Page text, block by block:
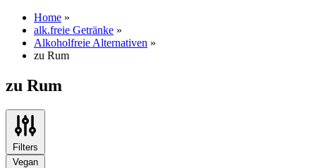
Home »
alk.freie Getränke »
Alkoholfreie Alternativen »
zu Rum
zu Rum
Filters
Vegan